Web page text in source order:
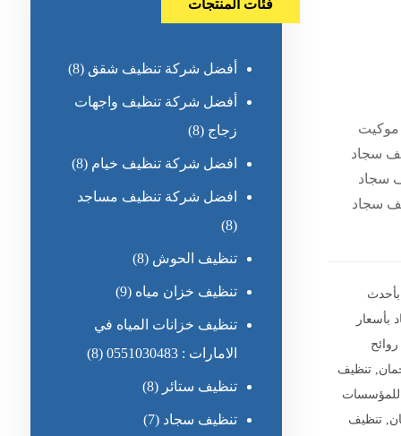
سجاد
سجاد
سجاد
بأسعار
,تنظيف
,تنظيف
فئات المنتجات
أفضل شركة تنظيف شقق (8)
أفضل شركة تنظيف واجهات
زجاج (8)
افضل شركة تنظيف خيام (8)
افضل شركة تنظيف مساجد
(8)
تنظيف الحوش (8)
تنظيف خزان مياه (9)
تنظيف خزانات المياه في
الامارات : 0551030483
(8)
تنظيف ستائر (8)
تنظيف سجاد (7)